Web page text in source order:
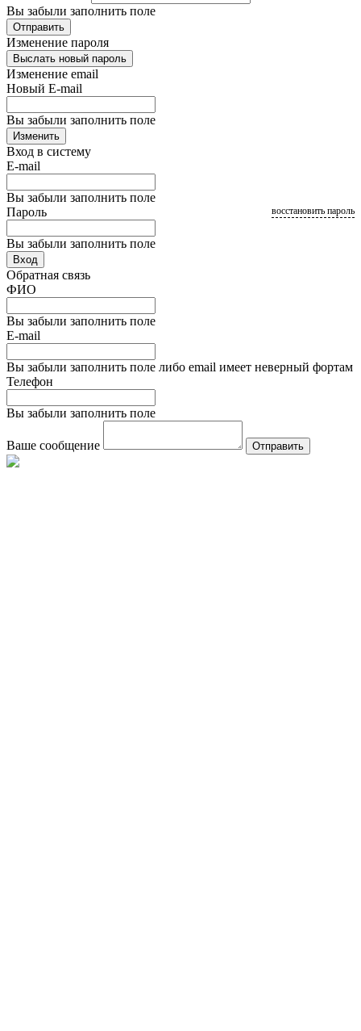
Вы забыли заполнить поле
Отправить
Изменение пароля
Выслать новый пароль
Изменение email
Новый E-mail
Вы забыли заполнить поле
Изменить
Вход в систему
E-mail
Вы забыли заполнить поле
Пароль
Вы забыли заполнить поле
восстановить пароль
Вход
Обратная связь
ФИО
Вы забыли заполнить поле
E-mail
Вы забыли заполнить поле либо email имеет неверный фортам
Телефон
Вы забыли заполнить поле
Ваше сообщение Отправить